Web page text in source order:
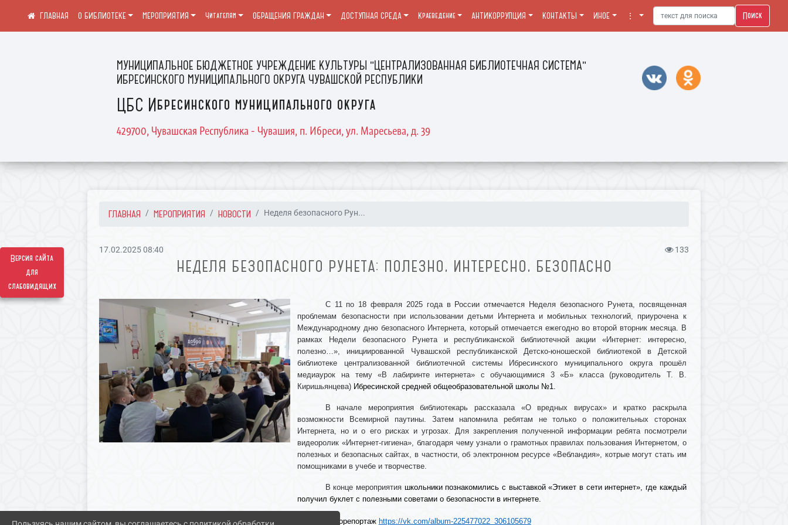
Версия сайта
для
слабовидящих
МУНИЦИПАЛЬНОЕ БЮДЖЕТНОЕ УЧРЕЖДЕНИЕ КУЛЬТУРЫ "ЦЕНТРАЛИЗОВАННАЯ БИБЛИОТЕЧНАЯ СИСТЕМА"
ИБРЕСИНСКОГО МУНИЦИПАЛЬНОГО ОКРУГА ЧУВАШСКОЙ РЕСПУБЛИКИ
ЦБС Ибресинского муниципального округа
429700, Чувашская Республика - Чувашия, п. Ибреси, ул. Маресьева, д. 39
О БИБЛИОТЕКЕ МЕРОПРИЯТИЯ Читателям ОБРАЩЕНИЯ ГРАЖДАН ДОСТУПНАЯ СРЕДА Краеведение АНТИКОРРУПЦИЯ КОНТАКТЫ ИНОЕ ⋮ Поиск
ГЛАВНАЯ МЕРОПРИЯТИЯ НОВОСТИ Неделя безопасного Рун...
17.02.2025 08:40 133
НЕДЕЛЯ БЕЗОПАСНОГО РУНЕТА: ПОЛЕЗНО, ИНТЕРЕСНО, БЕЗОПАСНО
С 11 по 18 февраля 2025 года в России отмечается Неделя безопасного Рунета, посвященная
проблемам безопасности при использовании детьми Интернета и мобильных технологий, приурочена к
Международному дню безопасного Интернета, который отмечается ежегодно во второй вторник месяца. В
рамках Недели безопасного Рунета и республиканской библиотечной акции «Интернет: интересно,
полезно…», инициированной Чувашской республиканской Детско-юношеской библиотекой в Детской
библиотеке централизованной библиотечной системы Ибресинского муниципального округа прошёл
медиаурок на тему «В лабиринте интернета» с обучающимися 3 «Б» класса (руководитель Т. В.
Киришьянцева) Ибресинской средней общеобразовательной школы №1.
В начале мероприятия библиотекарь рассказала «О вредных вирусах» и кратко раскрыла
возможности Всемирной паутины. Затем напомнила ребятам не только о положительных сторонах
Интернета, но и о его рисках и угрозах. Для закрепления полученной информации ребята посмотрели
видеоролик «Интернет-гигиена», благодаря чему узнали о грамотных правилах пользования Интернетом, о
полезных и безопасных сайтах, в частности, об электронном ресурсе «Вебландия», котрые могут стать им
помощниками в учебе и творчестве.
В конце мероприятия школьники познакомились с выставкой «Этикет в сети интернет», где каждый
получил буклет с полезными советами о безопасности в интернете.
Фоторепортаж https://vk.com/album-225477022_306105679